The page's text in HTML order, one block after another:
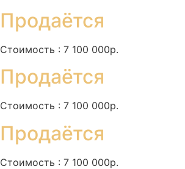
Продаётся
Стоимость : 7 100 000р.
Продаётся
Стоимость : 7 100 000р.
Продаётся
Стоимость : 7 100 000р.